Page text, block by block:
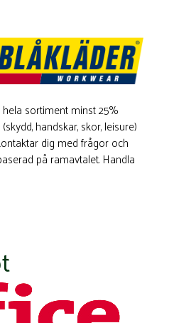
sortiment minst 25%
handskar, skor, leisure)
dig med frågor och
på ramavtalet. Handla